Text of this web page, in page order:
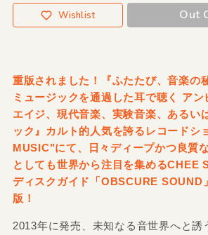
Wishlist Out
重版されました！『ふたたび、音楽
ミュージックを通過した耳で聴く ア
エイジ、現代音楽、実験音楽、あるい
ック』カルト的人気を誇るレコードシ
MUSIC"にて、日々ディープかつ良質
としても世界から注目を集めるCHEE
ディスクガイド「OBSCURE SOUND
版！
2013年に発売、未知なる音世界へと誘